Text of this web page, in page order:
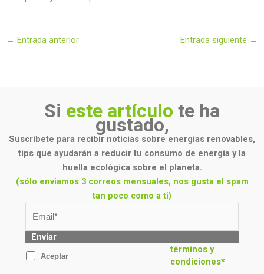
← Entrada anterior Entrada siguiente →
Si este artículo te ha
gustado,
Suscríbete para recibir noticias sobre energías renovables,
tips que ayudarán a reducir tu consumo de energía y la
huella ecológica sobre el planeta.
(sólo enviamos 3 correos mensuales, nos gusta el spam
tan poco como a ti)
Enviar
Aceptar
términos y
condiciones*